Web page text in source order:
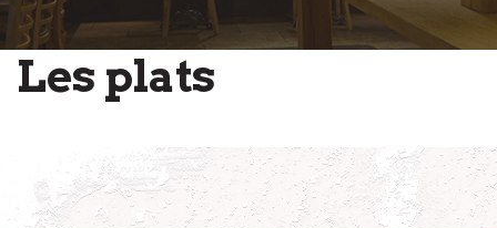
Les plats